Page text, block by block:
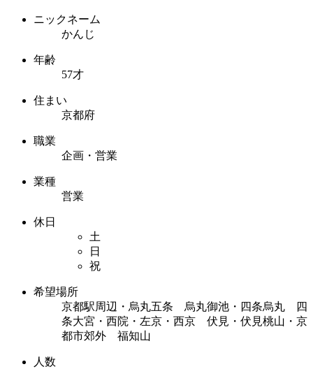
ニックネーム
かんじ
年齢
57才
住まい
京都府
職業
企画・営業
業種
営業
休日
土
日
祝
希望場所
京都駅周辺・烏丸五条 烏丸御池・四条烏丸 四
条大宮・西院・左京・西京 伏見・伏見桃山・京
都市郊外 福知山
人数